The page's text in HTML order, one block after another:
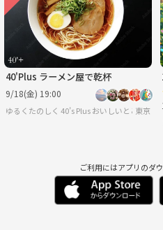
40'Plus ラーメン屋で乾杯
9/18(金) 19:00
ゆるくたのしく 40’s Plus おいしいと
東京
ご利用にはアプリのダ